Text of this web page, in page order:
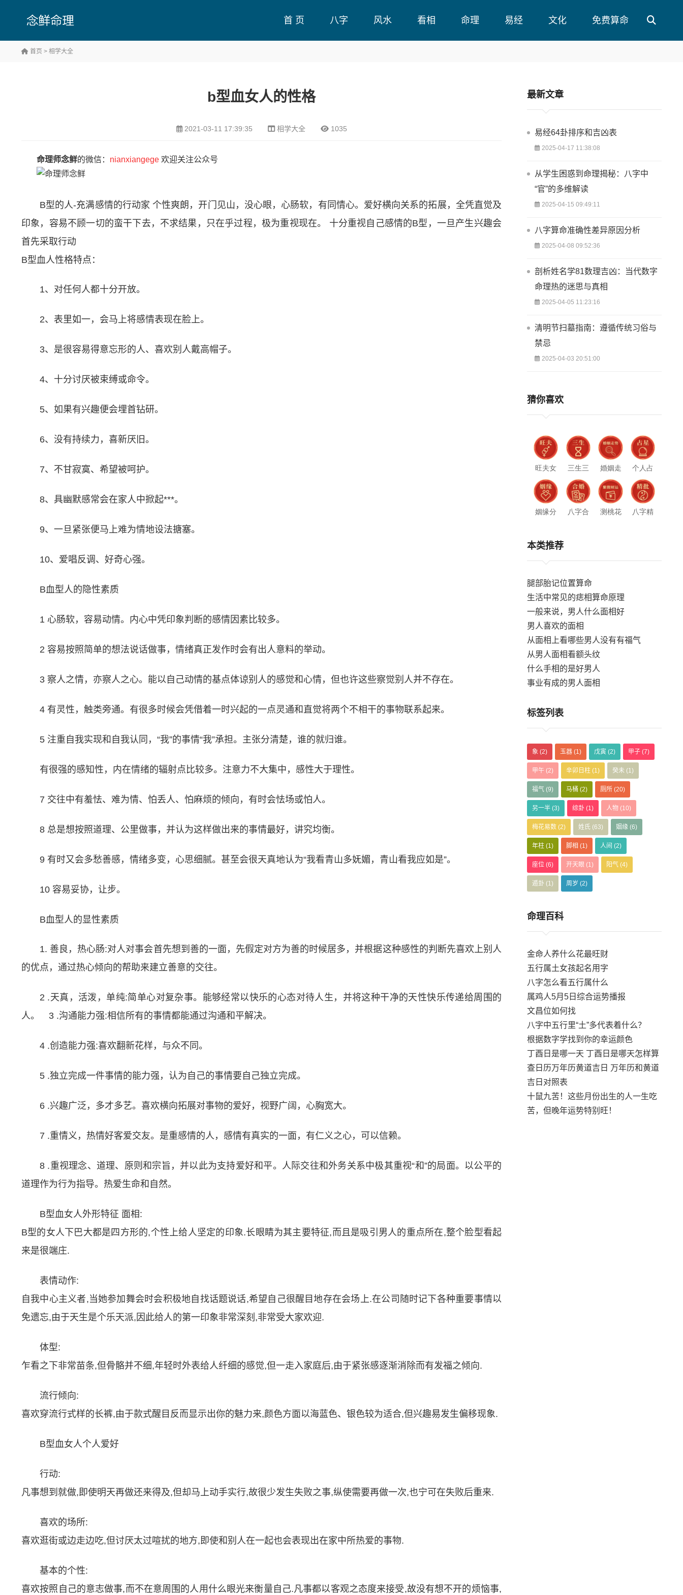
首 页 八字 风水 看相 命理 易经 文化 免费算命
首页 > 相学大全
b型血女人的性格
2021-03-11 17:39:35 相学大全 1035
命理师念鲜的微信： nianxiangege欢迎关注公众号
B型的人-充满感情的行动家 个性爽朗，开门见山，没心眼，心肠软，有同情心。爱好横向关系的拓展，全凭直觉及
印象，容易不顾一切的蛮干下去，不求结果，只在乎过程，极为重视现在。 十分重视自己感情的B型，一旦产生兴趣会
首先采取行动
B型血人性格特点：
1、对任何人都十分开放。
2、表里如一，会马上将感情表现在脸上。
3、是很容易得意忘形的人、喜欢别人戴高帽子。
4、十分讨厌被束缚或命令。
5、如果有兴趣便会埋首钻研。
6、没有持续力，喜新厌旧。
7、不甘寂寞、希望被呵护。
8、具幽默感常会在家人中掀起***。
9、一旦紧张便马上难为情地设法搪塞。
10、爱唱反调、好奇心强。
B血型人的隐性素质
1 心肠软，容易动情。内心中凭印象判断的感情因素比较多。
2 容易按照简单的想法说话做事，情绪真正发作时会有出人意料的举动。
3 察人之情，亦察人之心。能以自己动情的基点体谅别人的感觉和心情，但也许这些察觉别人并不存在。
4 有灵性，触类旁通。有很多时候会凭借着一时兴起的一点灵通和直觉将两个不相干的事物联系起来。
5 注重自我实现和自我认同，“我”的事情“我”承担。主张分清楚，谁的就归谁。
有很强的感知性，内在情绪的辐射点比较多。注意力不大集中，感性大于理性。
7 交往中有羞怯、难为情、怕丢人、怕麻烦的倾向，有时会怯场或怕人。
8 总是想按照道理、公里做事，并认为这样做出来的事情最好，讲究均衡。
9 有时又会多愁善感，情绪多变，心思细腻。甚至会很天真地认为“我看青山多妩媚，青山看我应如是”。
10 容易妥协，让步。
B血型人的显性素质
1. 善良，热心肠:对人对事会首先想到善的一面，先假定对方为善的时候居多，并根据这种感性的判断先喜欢上别人
的优点，通过热心倾向的帮助来建立善意的交往。
2 .天真，活泼，单纯:简单心对复杂事。能够经常以快乐的心态对待人生，并将这种干净的天性快乐传递给周围的
人。 3 .沟通能力强:相信所有的事情都能通过沟通和平解决。
4 .创造能力强:喜欢翻新花样，与众不同。
5 .独立完成一件事情的能力强，认为自己的事情要自己独立完成。
6 .兴趣广泛，多才多艺。喜欢横向拓展对事物的爱好，视野广阔，心胸宽大。
7 .重情义，热情好客爱交友。是重感情的人，感情有真实的一面，有仁义之心，可以信赖。
8 .重视理念、道理、原则和宗旨，并以此为支持爱好和平。人际交往和外务关系中极其重视“和”的局面。以公平的
道理作为行为指导。热爱生命和自然。
B型血女人外形特征 面相:
B型的女人下巴大都是四方形的,个性上给人坚定的印象.长眼睛为其主要特征,而且是吸引男人的重点所在,整个脸型看起
来是很端庄.
表情动作:
自我中心主义者,当她参加舞会时会积极地自找话题说话,希望自己很醒目地存在会场上.在公司随时记下各种重要事情以
免遗忘,由于天生是个乐天派,因此给人的第一印象非常深刻,非常受大家欢迎.
体型:
乍看之下非常苗条,但骨骼并不细,年轻时外表给人纤细的感觉,但一走入家庭后,由于紧张感逐渐消除而有发福之倾向.
流行倾向:
喜欢穿流行式样的长裤,由于款式醒目反而显示出你的魅力来,颜色方面以海蓝色、银色较为适合,但兴趣易发生偏移现象.
B型血女人个人爱好
行动:
凡事想到就做,即使明天再做还来得及,但却马上动手实行,故很少发生失败之事,纵使需要再做一次,也宁可在失败后重来.
喜欢的场所:
喜欢逛街或边走边吃,但讨厌太过喧扰的地方,即使和别人在一起也会表现出在家中所热爱的事物.
基本的个性:
喜欢按照自己的意志做事,而不在意周围的人用什么眼光来衡量自己.凡事都以客观之态度来接受,故没有想不开的烦恼事,
最新文章
易经64卦排序和吉凶表
2025-04-17 11:38:08
从学生困惑到命理揭秘：八字中
“官”的多维解读
2025-04-15 09:49:11
八字算命准确性差异原因分析
2025-04-08 09:52:36
剖析姓名学81数理吉凶：当代数字
命理热的迷思与真相
2025-04-05 11:23:16
清明节扫墓指南：遵循传统习俗与
禁忌
2025-04-03 20:51:00
猜你喜欢
旺夫女
人
三生三
世
婚姻走
势
个人占
星
姻缘分
八字合
测桃花
八字精
本类推荐
腿部胎记位置算命
生活中常见的痣相算命原理
一般来说，男人什么面相好
男人喜欢的面相
从面相上看哪些男人没有有福气
从男人面相看额头纹
什么手相的是好男人
事业有成的男人面相
标签列表
象 (2) 玉器 (1) 戊寅 (2) 甲子 (7)
甲午 (2) 辛卯日柱 (1) 癸未 (1)
福气 (9) 马桶 (2) 厕所 (20)
另一半 (3) 综卦 (1) 人物 (10)
梅花易数 (2) 姓氏 (63) 姻缘 (6)
年柱 (1) 脚相 (1) 人间 (2)
座位 (6) 开天眼 (1) 阳气 (4)
遁卦 (1) 周岁 (2)
命理百科
金命人养什么花最旺财
五行属土女孩起名用字
八字怎么看五行属什么
属鸡人5月5日综合运势播报
文昌位如何找
八字中五行里“土”多代表着什么？
根据数字学找到你的幸运颜色
丁酉日是哪一天 丁酉日是哪天怎样算
查日历万年历黄道吉日 万年历和黄道
吉日对照表
十鼠九苦！这些月份出生的人一生吃
苦，但晚年运势特别旺！